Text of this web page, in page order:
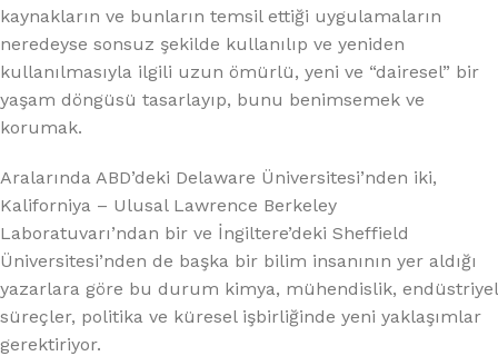
kaynakların ve bunların temsil ettiği uygulamaların
neredeyse sonsuz şekilde kullanılıp ve yeniden
kullanılmasıyla ilgili uzun ömürlü, yeni ve “dairesel” bir
yaşam döngüsü tasarlayıp, bunu benimsemek ve
korumak.
Aralarında ABD’deki Delaware Üniversitesi’nden iki,
Kaliforniya – Ulusal Lawrence Berkeley
Laboratuvarı’ndan bir ve İngiltere’deki Sheffield
Üniversitesi’nden de başka bir bilim insanının yer aldığı
yazarlara göre bu durum kimya, mühendislik, endüstriyel
süreçler, politika ve küresel işbirliğinde yeni yaklaşımlar
gerektiriyor.